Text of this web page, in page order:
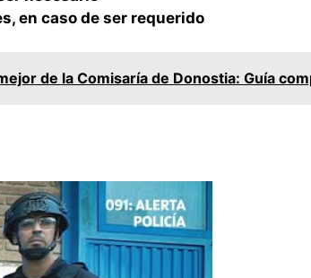
en caso de ser requerido
de la Comisaría de Donostia: Guía